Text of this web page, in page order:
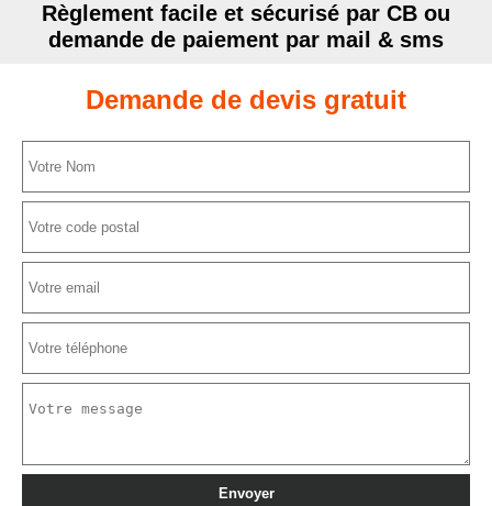
Règlement facile et sécurisé par CB ou
demande de paiement par mail & sms
Demande de devis gratuit